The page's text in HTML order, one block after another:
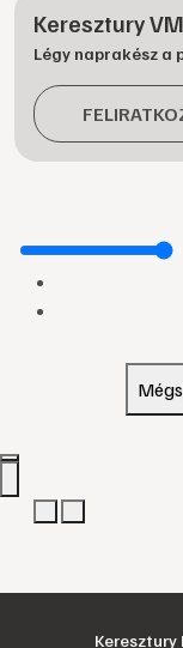
Keresztury
Légy naprakész a
Keresztury